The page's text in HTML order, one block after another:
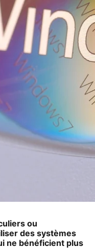
ou
des systèmes
ne bénéficient plus